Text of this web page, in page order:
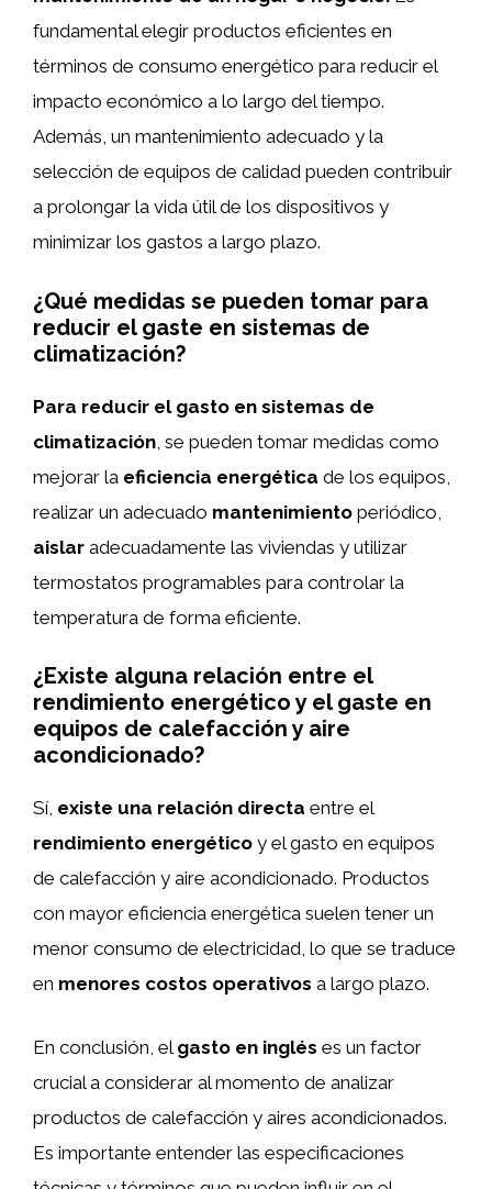
fundamental elegir productos eficientes en
términos de consumo energético para reducir el
impacto económico a lo largo del tiempo.
Además, un mantenimiento adecuado y la
selección de equipos de calidad pueden contribuir
a prolongar la vida útil de los dispositivos y
minimizar los gastos a largo plazo.
¿Qué medidas se pueden tomar para
reducir el gaste en sistemas de
climatización?
Para reducir el gasto en sistemas de
climatización , se pueden tomar medidas como
mejorar la eficiencia energética de los equipos,
realizar un adecuado mantenimiento periódico,
aislar adecuadamente las viviendas y utilizar
termostatos programables para controlar la
temperatura de forma eficiente.
¿Existe alguna relación entre el
rendimiento energético y el gaste en
equipos de calefacción y aire
acondicionado?
Sí, existe una relación directa entre el
rendimiento energético y el gasto en equipos
de calefacción y aire acondicionado. Productos
con mayor eficiencia energética suelen tener un
menor consumo de electricidad, lo que se traduce
en menores costos operativos a largo plazo.
En conclusión, el gasto en inglés es un factor
crucial a considerar al momento de analizar
productos de calefacción y aires acondicionados.
Es importante entender las especificaciones